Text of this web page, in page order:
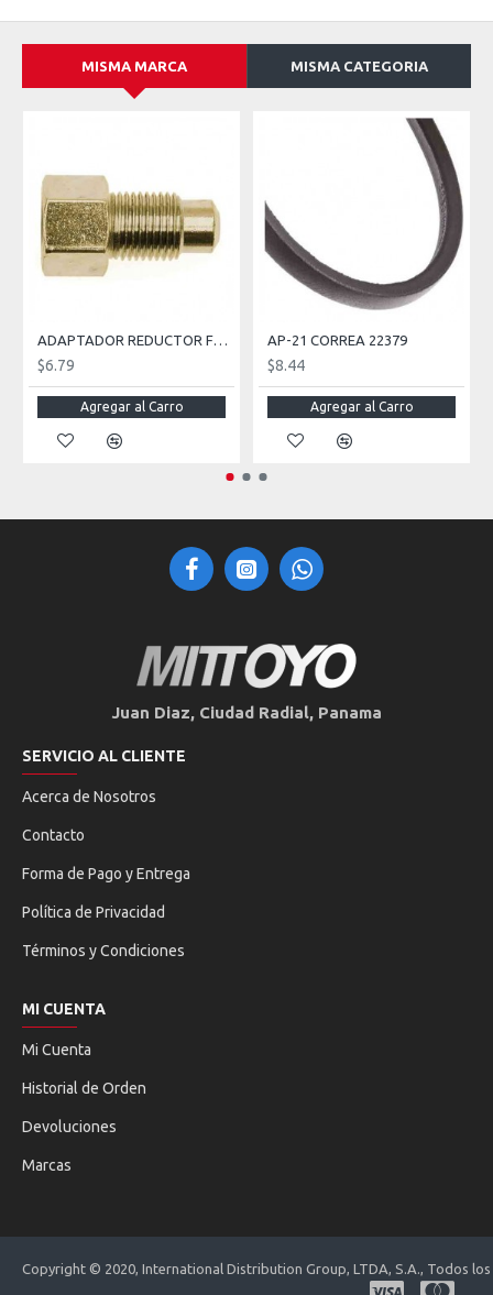
MISMA MARCA MISMA CATEGORIA
ADAPTADOR REDUCTOR FRENO 12 MM MACHO 10 MM HEMBRA
$6.79
Agregar al Carro
AP-21 CORREA 22379
$8.44
Agregar al Carro
Juan Diaz, Ciudad Radial, Panama
SERVICIO AL CLIENTE
Acerca de Nosotros
Contacto
Forma de Pago y Entrega
Política de Privacidad
Términos y Condiciones
MI CUENTA
Mi Cuenta
Historial de Orden
Devoluciones
Marcas
Copyright © 2020, International Distribution Group, LTDA, S.A., Todos